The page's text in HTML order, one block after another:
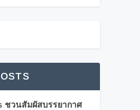
ชวนสัมผัสบรรยากาศ